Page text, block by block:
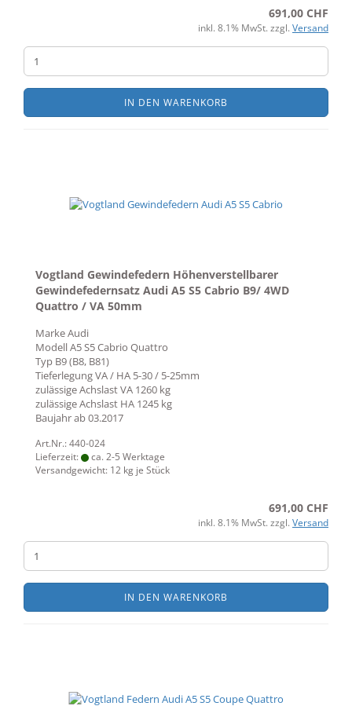
691,00 CHF
inkl. 8.1% MwSt. zzgl. Versand
IN DEN WARENKORB
Vogtland Gewindefedern Höhenverstellbarer
Gewindefedernsatz Audi A5 S5 Cabrio B9/ 4WD
Quattro / VA 50mm
MarkeAudi
ModellA5 S5 Cabrio Quattro
Typ B9 (B8, B81)
Tieferlegung VA / HA 5-30 / 5-25mm
zulässige Achslast VA 1260 kg
zulässige Achslast HA 1245 kg
Baujahr ab03.2017
Art.Nr.: 440-024
Lieferzeit:
ca. 2-5 Werktage
Versandgewicht: 12 kg je Stück
691,00 CHF
inkl. 8.1% MwSt. zzgl. Versand
IN DEN WARENKORB